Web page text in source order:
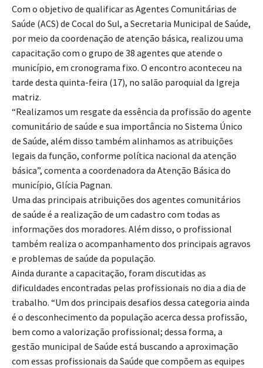
Com o objetivo de qualificar as Agentes Comunitárias de
Saúde (ACS) de Cocal do Sul, a Secretaria Municipal de Saúde,
por meio da coordenação de atenção básica, realizou uma
capacitação com o grupo de 38 agentes que atende o
município, em cronograma fixo. O encontro aconteceu na
tarde desta quinta-feira (17), no salão paroquial da Igreja
matriz.
“Realizamos um resgate da essência da profissão do agente
comunitário de saúde e sua importância no Sistema Único
de Saúde, além disso também alinhamos as atribuições
legais da função, conforme política nacional da atenção
básica”, comenta a coordenadora da Atenção Básica do
município, Glícia Pagnan.
Uma das principais atribuições dos agentes comunitários
de saúde é a realização de um cadastro com todas as
informações dos moradores. Além disso, o profissional
também realiza o acompanhamento dos principais agravos
e problemas de saúde da população.
Ainda durante a capacitação, foram discutidas as
dificuldades encontradas pelas profissionais no dia a dia de
trabalho. “Um dos principais desafios dessa categoria ainda
é o desconhecimento da população acerca dessa profissão,
bem como a valorização profissional; dessa forma, a
gestão municipal de Saúde está buscando a aproximação
com essas profissionais da Saúde que compõem as equipes